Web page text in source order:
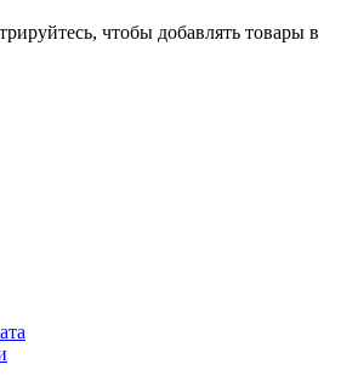
чтобы добавлять товары в